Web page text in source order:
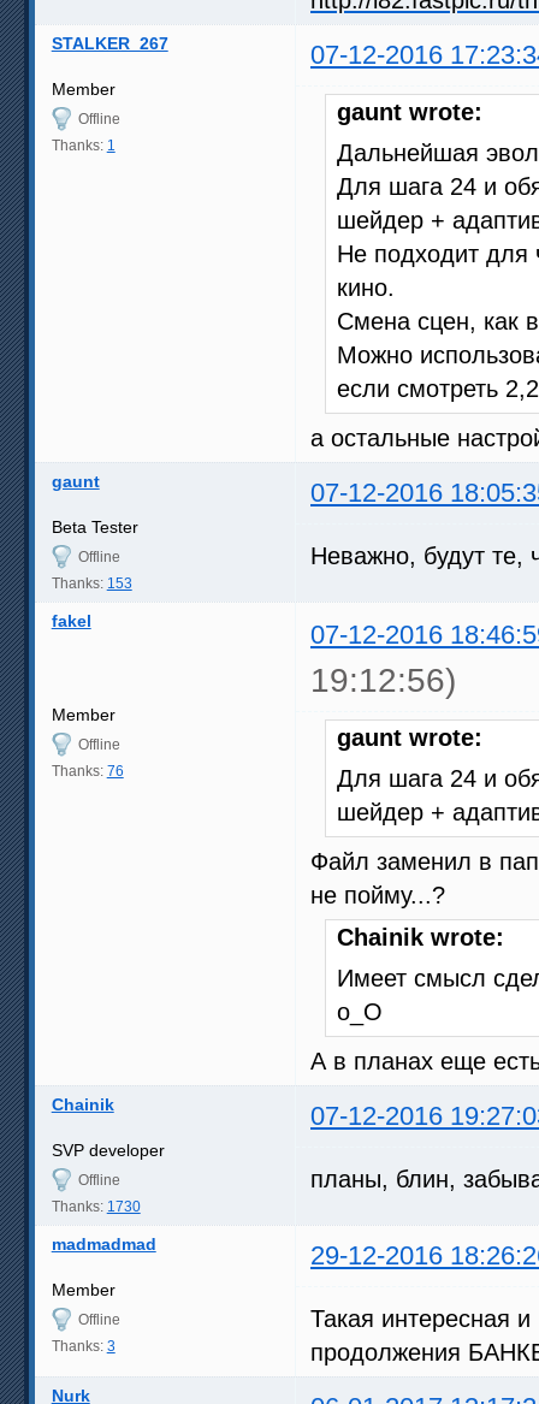
STALKER_267 07-12-2016
Member
Offline
Thanks: 1
gaunt wrote:
Дальнейшая
Для шага 24 и
шейдер +
Не подходит для
кино.
Смена сцен, как
Можно
если смотреть
а остальные
gaunt 07-12-2016
Beta Tester
Offline
Thanks: 153
Неважно, будут те,
fakel 07-12-2016
19:12:56)
Member
Offline
Thanks: 76
gaunt wrote:
Для шага 24 и
шейдер +
Файл заменил в
не пойму...?
Chainik wrote:
Имеет смысл
о_О
А в планах еще
Chainik 07-12-2016
SVP developer
Offline
Thanks: 1730
планы, блин,
madmadmad 29-12-2016
Member
Offline
Thanks: 3
Такая интересная
продолжения
Nurk